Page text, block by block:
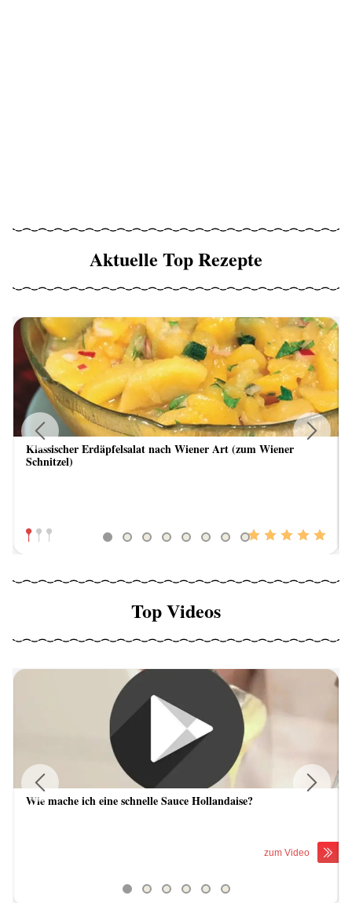
Aktuelle Top Rezepte
Klassischer Erdäpfelsalat nach Wiener Art (zum Wiener
Schnitzel)
Previous
Top Videos
Wie mache ich eine schnelle Sauce Hollandaise?
zum Video
Previous